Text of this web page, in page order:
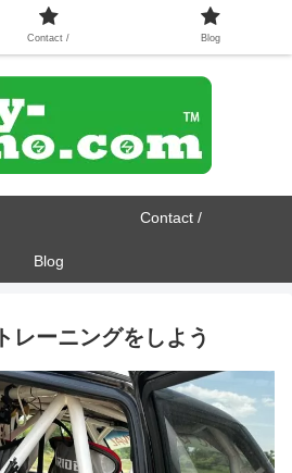
Contact /
Blog
レーニングをしよう
Contact / Blog